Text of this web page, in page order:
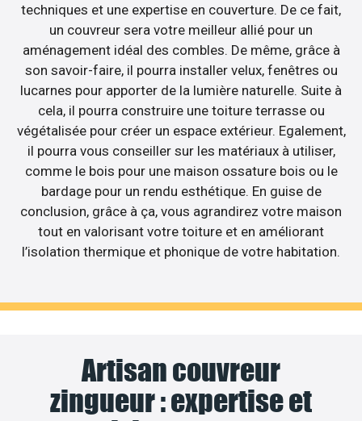
techniques et une expertise en couverture. De ce fait,
un couvreur sera votre meilleur allié pour un
aménagement idéal des combles. De même, grâce à
son savoir-faire, il pourra installer velux, fenêtres ou
lucarnes pour apporter de la lumière naturelle. Suite à
cela, il pourra construire une toiture terrasse ou
végétalisée pour créer un espace extérieur. Egalement,
il pourra vous conseiller sur les matériaux à utiliser,
comme le bois pour une maison ossature bois ou le
bardage pour un rendu esthétique. En guise de
conclusion, grâce à ça, vous agrandirez votre maison
tout en valorisant votre toiture et en améliorant
l’isolation thermique et phonique de votre habitation.
Artisan couvreur
zingueur : expertise et